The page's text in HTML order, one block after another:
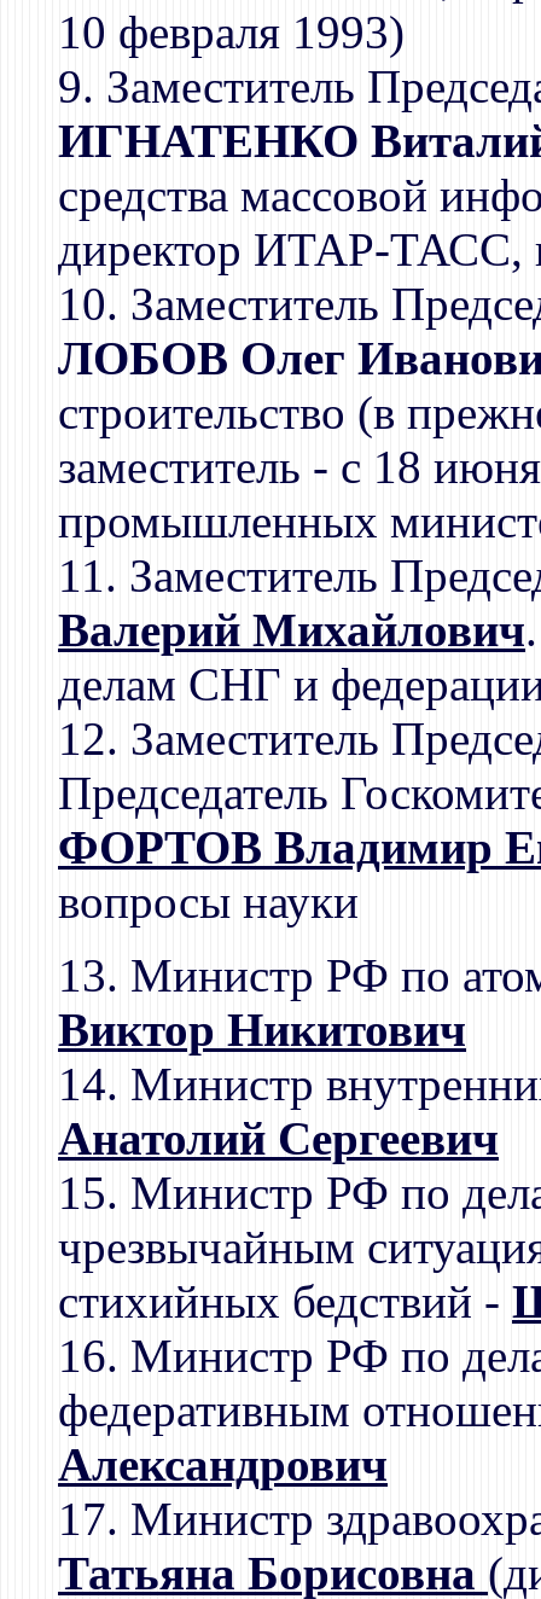
10 февраля 1993)
9. Заместитель
ИГНАТЕНКО
средства массовой
директор ИТАР-ТАСС,
10. Заместитель
ЛОБОВ Олег
строительство (в
заместитель - с 18
промышленных
11. Заместитель
Валерий Михайлович
делам СНГ и
12. Заместитель
Председатель
ФОРТОВ Владимир
вопросы науки
13. Министр РФ по
Виктор Никитович
14. Министр
Анатолий Сергеевич
15. Министр РФ по
чрезвычайным
стихийных бедствий -
16. Министр РФ по
федеративным
Александрович
17. Министр
Татьяна Борисовна